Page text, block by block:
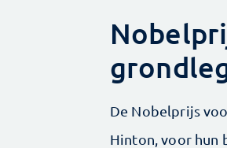
De Nobelprijs
Hinton, voor hun